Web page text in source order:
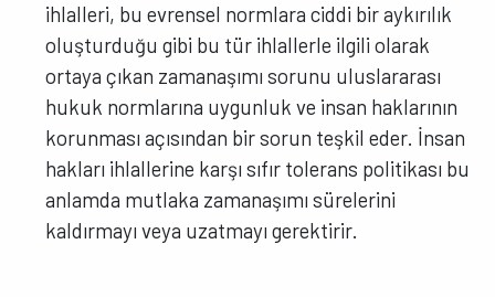
ihlalleri, bu evrensel normlara ciddi bir aykırılık
oluşturduğu gibi bu tür ihlallerle ilgili olarak
ortaya çıkan zamanaşımı sorunu uluslararası
hukuk normlarına uygunluk ve insan haklarının
korunması açısından bir sorun teşkil eder. İnsan
hakları ihlallerine karşı sıfır tolerans politikası bu
anlamda mutlaka zamanaşımı sürelerini
kaldırmayı veya uzatmayı gerektirir.